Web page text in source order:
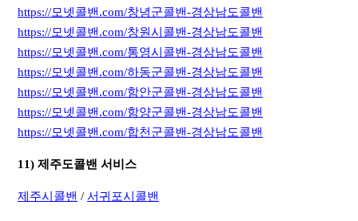
https://모넷콜밴.com/창녕군콜밴-경상남도콜밴
https://모넷콜밴.com/창원시콜밴-경상남도콜밴
https://모넷콜밴.com/통영시콜밴-경상남도콜밴
https://모넷콜밴.com/하동군콜밴-경상남도콜밴
https://모넷콜밴.com/함안군콜밴-경상남도콜밴
https://모넷콜밴.com/함양군콜밴-경상남도콜밴
https://모넷콜밴.com/합천군콜밴-경상남도콜밴
11) 제주도콜밴 서비스
제주시콜밴 /서귀포시콜밴